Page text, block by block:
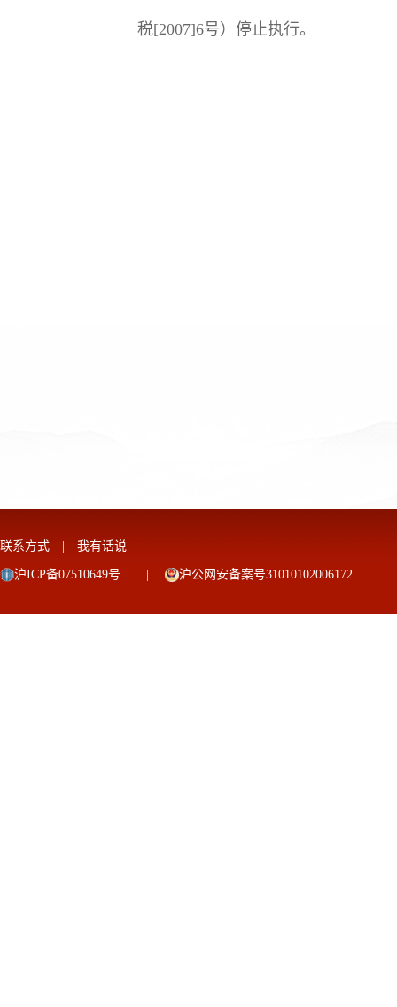
税[2007]6号
联系方式 我有话说
沪ICP备07510649号 沪公网安备案号31010102006172